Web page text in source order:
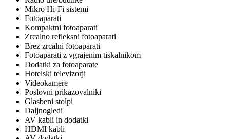
Mikro Hi-Fi sistemi
Fotoaparati
Kompaktni fotoaparati
Zrcalno refleksni fotoaparati
Brez zrcalni fotoaparati
Fotoaparati z vgrajenim tiskalnikom
Dodatki za fotoaparate
Hotelski televizorji
Videokamere
Poslovni prikazovalniki
Glasbeni stolpi
Daljnogledi
AV kabli in dodatki
HDMI kabli